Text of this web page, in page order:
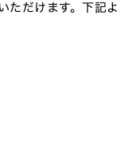
ただけます。 下記よ